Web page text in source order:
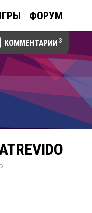
ФОРУМ
КОММЕНТАРИИ 3